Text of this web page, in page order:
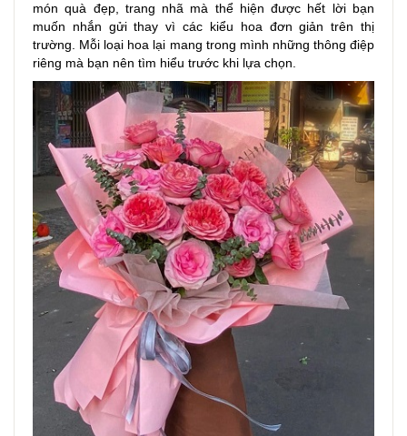
món quà đẹp, trang nhã mà thể hiện được hết lời bạn
muốn nhắn gửi thay vì các kiểu hoa đơn giản trên thị
trường. Mỗi loại hoa lại mang trong mình những thông điệp
riêng mà bạn nên tìm hiểu trước khi lựa chọn.